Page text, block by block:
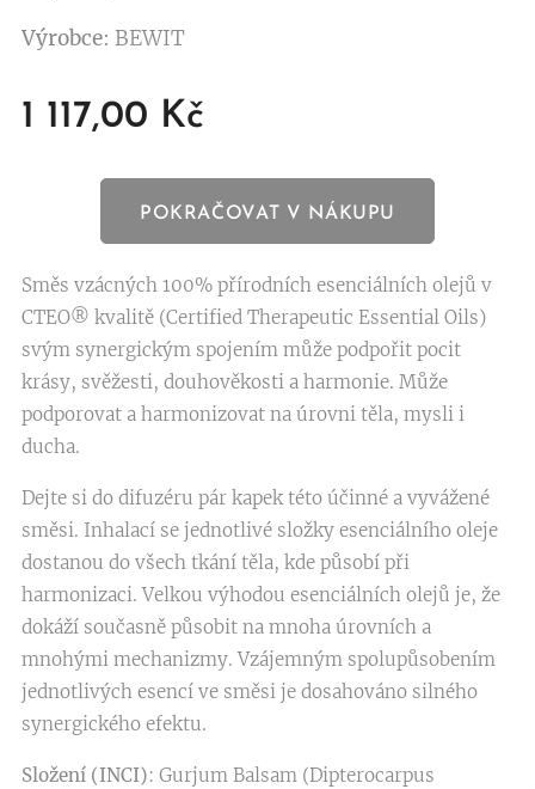
Výrobce: BEWIT
1 117,00 Kč
POKRAČOVAT V NÁKUPU
Směs vzácných 100% přírodních esenciálních olejů v
CTEO® kvalitě (Certified Therapeutic Essential Oils)
svým synergickým spojením může podpořit pocit
krásy, svěžesti, douhověkosti a harmonie. Může
podporovat a harmonizovat na úrovni těla, mysli i
ducha.
Dejte si do difuzéru pár kapek této účinné a vyvážené
směsi. Inhalací se jednotlivé složky esenciálního oleje
dostanou do všech tkání těla, kde působí při
harmonizaci. Velkou výhodou esenciálních olejů je, že
dokáží současně působit na mnoha úrovních a
mnohými mechanizmy. Vzájemným spolupůsobením
jednotlivých esencí ve směsi je dosahováno silného
synergického efektu.
Složení (INCI): Gurjum Balsam (Dipterocarpus